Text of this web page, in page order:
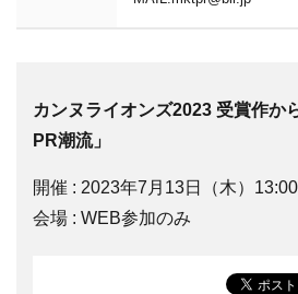
カンヌライオンズ2023 受賞作か
PR潮流」
開催 : 2023年7月13日（木）
会場 : WEB参加のみ